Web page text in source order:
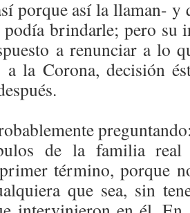
porque así la llaman- y
podía brindarle; pero su
a renunciar a lo
a la Corona, decisión
de la familia real
término, porque
que sea, sin